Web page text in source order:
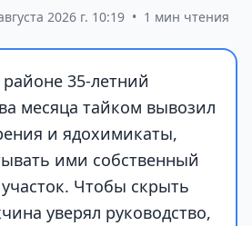
2026 г. 10:19 • 1 мин чтения
35-летний
месяца тайком вывозил
и ядохимикаты,
ими собственный
Чтобы скрыть
уверял руководство,